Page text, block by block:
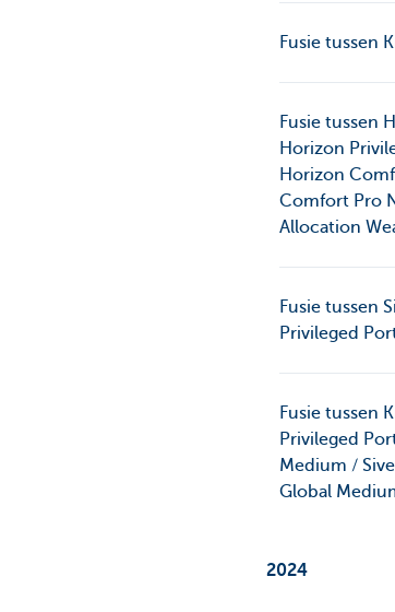
Fusie tussen
Fusie tussen
Horizon
Horizon
Comfort Pro
Allocation
Fusie tussen
Privileged
Fusie tussen
Privileged
Medium /
Global
2024